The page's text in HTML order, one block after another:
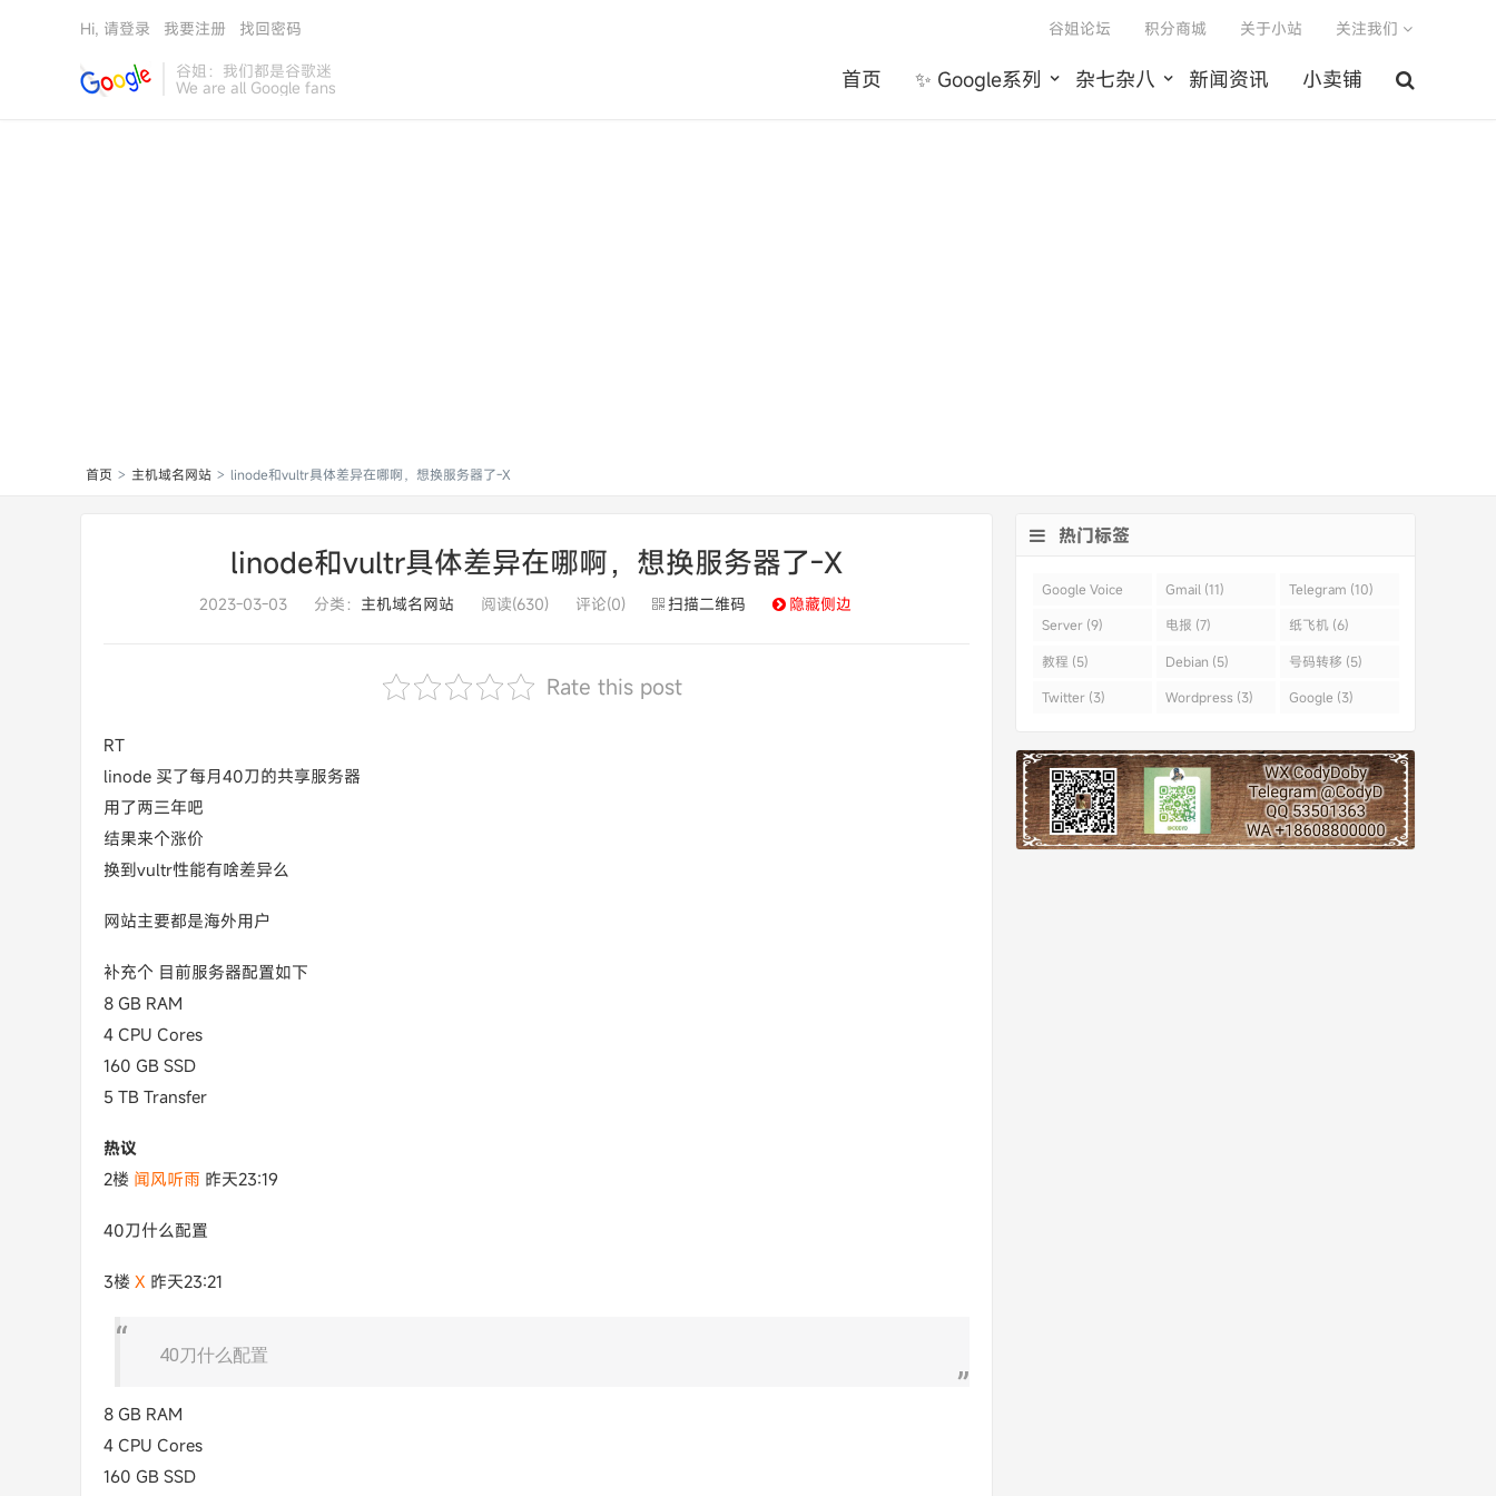
谷姐：我们都是谷歌迷
We are all Google fans 首页 ✨ Google系列 杂七杂八 新闻资讯 小卖铺
谷姐论坛 积分商城 关于小站 关注我们
Hi, 请登录 我要注册 找回密码
首页 > 主机域名网站 > linode和vultr具体差异在哪啊，想换服务器了-X​
linode和vultr具体差异在哪啊，想换服务器了-X​
2023-03-03 分类： 主机域名网站 阅读(630) 评论(0) 扫描二维码 隐藏侧边
Rate this post
RT
linode 买了每月40刀的共享服务器
用了两三年吧
结果来个涨价
换到vultr性能有啥差异么
网站主要都是海外用户
补充个 目前服务器配置如下
8 GB RAM
4 CPU Cores
160 GB SSD
5 TB Transfer
热议
2楼 闻风听雨 昨天23:19
40刀什么配置
3楼 X​ 昨天23:21
40刀什么配置
8 GB RAM
4 CPU Cores
160 GB SSD
热门标签
Google Voice
(43)
Gmail (11) Telegram (10)
Server (9) 电报 (7) 纸飞机 (6)
教程 (5) Debian (5) 号码转移 (5)
Twitter (3) Wordpress (3) Google (3)